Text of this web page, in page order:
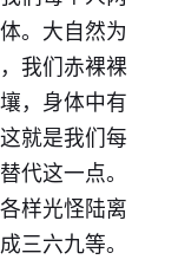
。大自然为
我们赤裸裸
，身体中有
就是我们每
代这一点。
样光怪陆离
三六九等。